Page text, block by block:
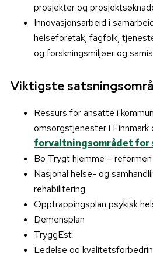
prosjekter og
Innovasjonsarbeid i
helseforetak, fagfolk,
og forskningsmiljøer og
Viktigste
Ressurs for ansatte i
omsorgstjenester i Finnmark
forvaltningsområdet for
Bo Trygt hjemme – reformen
Nasjonal helse- og
rehabilitering
Opptrappingsplan psykisk
Demensplan
TryggEst
Ledelse og